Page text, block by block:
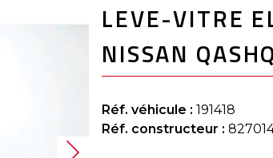
LEVE-VITRE
NISSAN
Réf. véhicule : 191418
Réf. constructeur :